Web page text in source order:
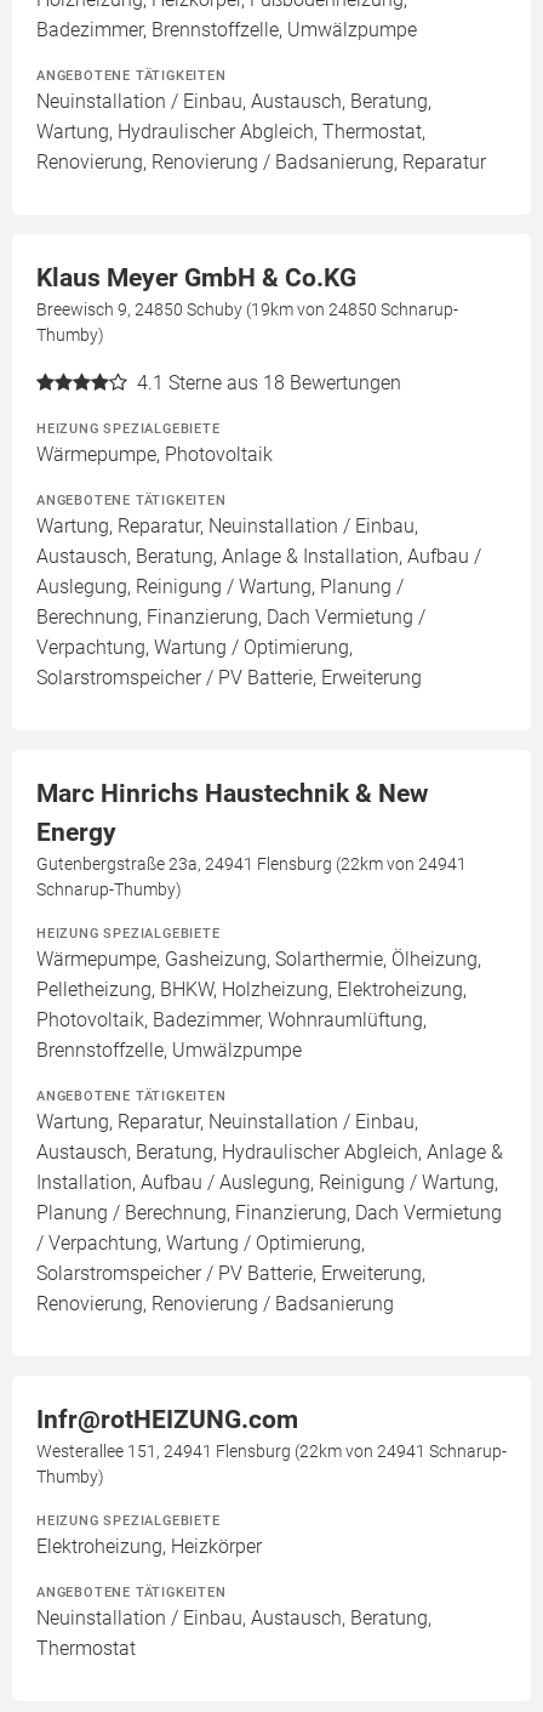
Badezimmer, Brennstoffzelle, Umwälzpumpe
ANGEBOTENE TÄTIGKEITEN
Neuinstallation / Einbau, Austausch, Beratung,
Wartung, Hydraulischer Abgleich, Thermostat,
Renovierung, Renovierung / Badsanierung, Reparatur
Klaus Meyer GmbH & Co.KG
Breewisch 9, 24850 Schuby (19km von 24850 Schnarup-
Thumby)
4.1 Sterne aus 18 Bewertungen
HEIZUNG SPEZIALGEBIETE
Wärmepumpe, Photovoltaik
ANGEBOTENE TÄTIGKEITEN
Wartung, Reparatur, Neuinstallation / Einbau,
Austausch, Beratung, Anlage & Installation, Aufbau /
Auslegung, Reinigung / Wartung, Planung /
Berechnung, Finanzierung, Dach Vermietung /
Verpachtung, Wartung / Optimierung,
Solarstromspeicher / PV Batterie, Erweiterung
Marc Hinrichs Haustechnik & New
Energy
Gutenbergstraße 23a, 24941 Flensburg (22km von 24941
Schnarup-Thumby)
HEIZUNG SPEZIALGEBIETE
Wärmepumpe, Gasheizung, Solarthermie, Ölheizung,
Pelletheizung, BHKW, Holzheizung, Elektroheizung,
Photovoltaik, Badezimmer, Wohnraumlüftung,
Brennstoffzelle, Umwälzpumpe
ANGEBOTENE TÄTIGKEITEN
Wartung, Reparatur, Neuinstallation / Einbau,
Austausch, Beratung, Hydraulischer Abgleich, Anlage &
Installation, Aufbau / Auslegung, Reinigung / Wartung,
Planung / Berechnung, Finanzierung, Dach Vermietung
/ Verpachtung, Wartung / Optimierung,
Solarstromspeicher / PV Batterie, Erweiterung,
Renovierung, Renovierung / Badsanierung
Infr@rotHEIZUNG.com
Westerallee 151, 24941 Flensburg (22km von 24941 Schnarup-
Thumby)
HEIZUNG SPEZIALGEBIETE
Elektroheizung, Heizkörper
ANGEBOTENE TÄTIGKEITEN
Neuinstallation / Einbau, Austausch, Beratung,
Thermostat